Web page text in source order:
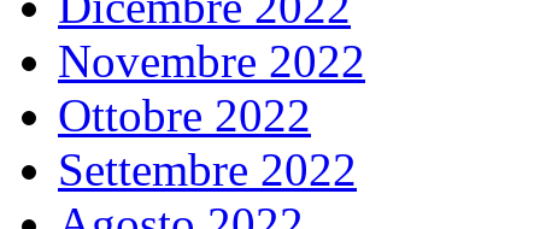
Novembre 2022
Ottobre 2022
Settembre 2022